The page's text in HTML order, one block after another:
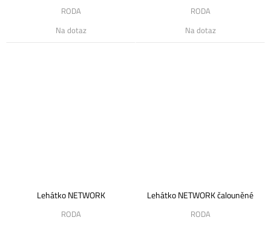
RODA
Na dotaz
RODA
Na dotaz
Lehátko NETWORK
RODA
Lehátko NETWORK čalouněné
RODA